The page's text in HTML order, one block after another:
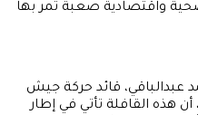
واقتصادية صعبة تمر بها
عبدالباقي، قائد حركة جيش
أن هذه القافلة تأتي في إطار